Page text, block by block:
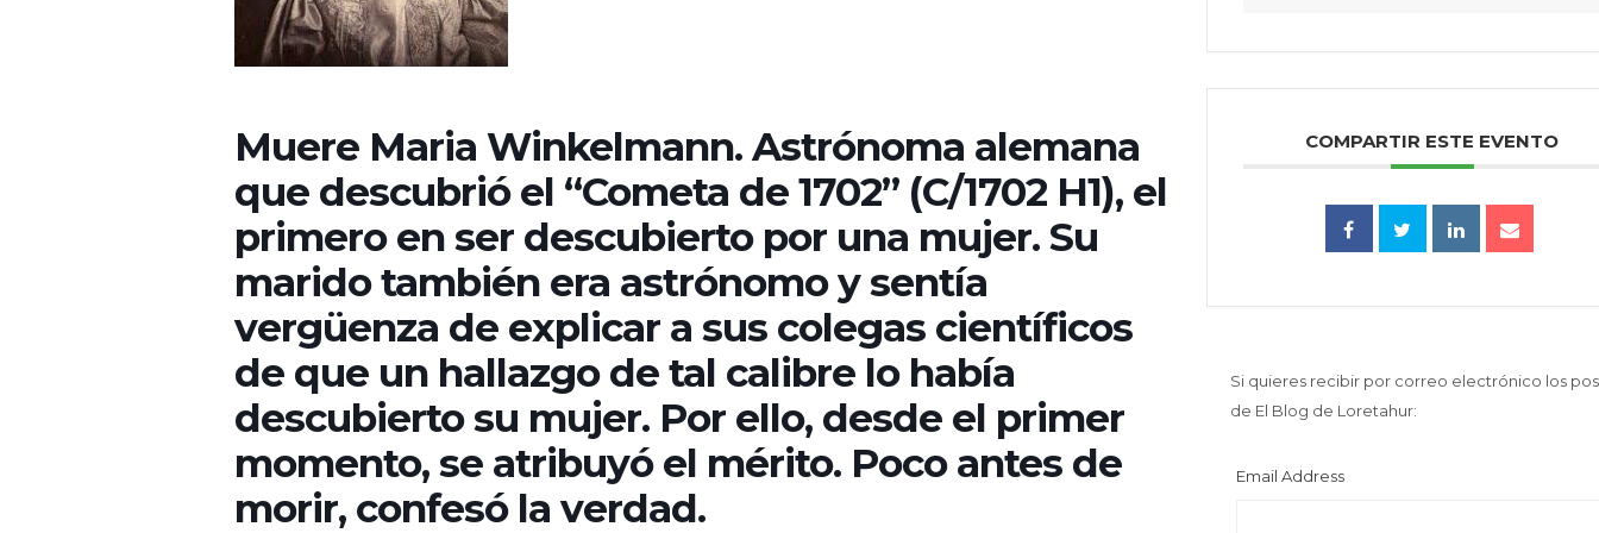
Muere Maria Winkelmann. Astrónoma alemana
que descubrió el “Cometa de 1702” (C/1702 H1), el
primero en ser descubierto por una mujer. Su
marido también era astrónomo y sentía
vergüenza de explicar a sus colegas científicos
de que un hallazgo de tal calibre lo había
descubierto su mujer. Por ello, desde el primer
momento, se atribuyó el mérito. Poco antes de
morir, confesó la verdad.
COMPARTIR ESTE EVENTO
Si quieres recibir por correo electrónico los
de El Blog de Loretahur:
Email Address